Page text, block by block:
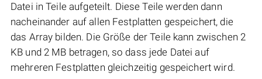
Datei in Teile aufgeteilt. Diese Teile werden dann
nacheinander auf allen Festplatten gespeichert, die
das Array bilden. Die Größe der Teile kann zwischen 2
KB und 2 MB betragen, so dass jede Datei auf
mehreren Festplatten gleichzeitig gespeichert wird.